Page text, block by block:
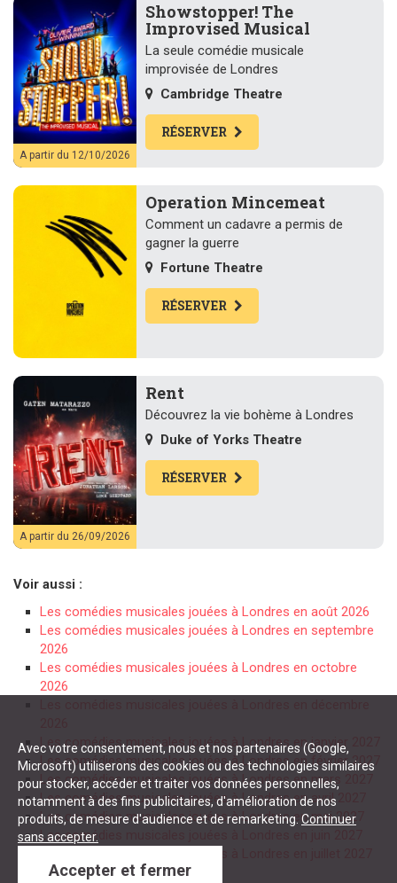
A partir du 12/10/2026
Showstopper! The
Improvised Musical
La seule comédie musicale
improvisée de Londres
Cambridge Theatre
RÉSERVER
Operation Mincemeat
Comment un cadavre a permis de
gagner la guerre
Fortune Theatre
RÉSERVER
A partir du 26/09/2026
Rent
Découvrez la vie bohème à Londres
Duke of Yorks Theatre
RÉSERVER
Voir aussi :
Les comédies musicales jouées à Londres en août 2026
Les comédies musicales jouées à Londres en septembre
2026
Les comédies musicales jouées à Londres en octobre
2026
Les comédies musicales jouées à Londres en janvier 2027
Les comédies musicales jouées à Londres en février 2027
Les comédies musicales jouées à Londres en mars 2027
Les comédies musicales jouées à Londres en avril 2027
Les comédies musicales jouées à Londres en mai 2027
Les comédies musicales jouées à Londres en juin 2027
Avec votre consentement, nous et nos partenaires (Google,
Microsoft) utiliserons des cookies ou des technologies similaires
pour stocker, accéder et traiter vos données personnelles,
notamment à des fins publicitaires, d'amélioration de nos
produits, de mesure d'audience et de remarketing. Continuer
sans accepter.
Accepter et fermer